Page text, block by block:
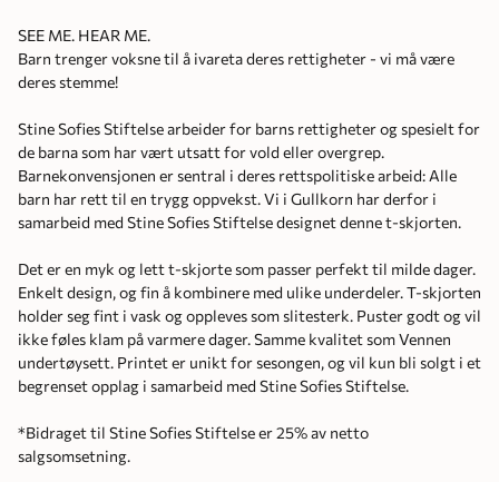
SEE ME. HEAR ME.
Barn trenger voksne til å ivareta deres rettigheter - vi må være
deres stemme!
Stine Sofies Stiftelse arbeider for barns rettigheter og spesielt for
de barna som har vært utsatt for vold eller overgrep.
Barnekonvensjonen er sentral i deres rettspolitiske arbeid: Alle
barn har rett til en trygg oppvekst. Vi i Gullkorn har derfor i
samarbeid med Stine Sofies Stiftelse designet denne t-skjorten.
Det er en myk og lett t-skjorte som passer perfekt til milde dager.
Enkelt design, og fin å kombinere med ulike underdeler. T-skjorten
holder seg fint i vask og oppleves som slitesterk. Puster godt og vil
ikke føles klam på varmere dager. Samme kvalitet som Vennen
undertøysett. Printet er unikt for sesongen, og vil kun bli solgt i et
begrenset opplag i samarbeid med Stine Sofies Stiftelse.
*Bidraget til Stine Sofies Stiftelse er 25% av netto
salgsomsetning.